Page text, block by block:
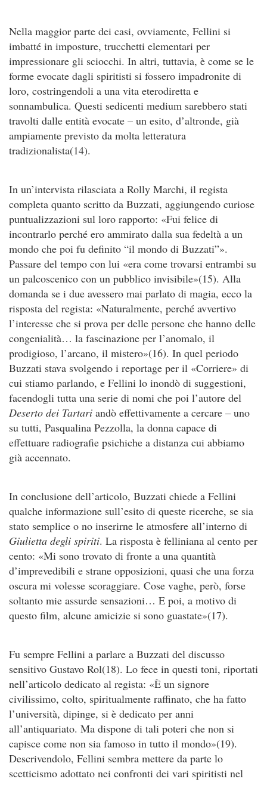
Nella maggior parte dei casi, ovviamente, Fellini si
imbatté in imposture, trucchetti elementari per
impressionare gli sciocchi. In altri, tuttavia, è come se le
forme evocate dagli spiritisti si fossero impadronite di
loro, costringendoli a una vita eterodiretta e
sonnambulica. Questi sedicenti medium sarebbero stati
travolti dalle entità evocate – un esito, d’altronde, già
ampiamente previsto da molta letteratura
tradizionalista(14).
In un’intervista rilasciata a Rolly Marchi, il regista
completa quanto scritto da Buzzati, aggiungendo curiose
puntualizzazioni sul loro rapporto: «Fui felice di
incontrarlo perché ero ammirato dalla sua fedeltà a un
mondo che poi fu definito “il mondo di Buzzati”».
Passare del tempo con lui «era come trovarsi entrambi su
un palcoscenico con un pubblico invisibile»(15). Alla
domanda se i due avessero mai parlato di magia, ecco la
risposta del regista: «Naturalmente, perché avvertivo
l’interesse che si prova per delle persone che hanno delle
congenialità… la fascinazione per l’anomalo, il
prodigioso, l’arcano, il mistero»(16). In quel periodo
Buzzati stava svolgendo i reportage per il «Corriere» di
cui stiamo parlando, e Fellini lo inondò di suggestioni,
facendogli tutta una serie di nomi che poi l’autore del
Deserto dei Tartari andò effettivamente a cercare – uno
su tutti, Pasqualina Pezzolla, la donna capace di
effettuare radiografie psichiche a distanza cui abbiamo
già accennato.
In conclusione dell’articolo, Buzzati chiede a Fellini
qualche informazione sull’esito di queste ricerche, se sia
stato semplice o no inserirne le atmosfere all’interno di
Giulietta degli spiriti. La risposta è felliniana al cento per
cento: «Mi sono trovato di fronte a una quantità
d’imprevedibili e strane opposizioni, quasi che una forza
oscura mi volesse scoraggiare. Cose vaghe, però, forse
soltanto mie assurde sensazioni… E poi, a motivo di
questo film, alcune amicizie si sono guastate»(17).
Fu sempre Fellini a parlare a Buzzati del discusso
sensitivo Gustavo Rol(18). Lo fece in questi toni, riportati
nell’articolo dedicato al regista: «È un signore
civilissimo, colto, spiritualmente raffinato, che ha fatto
l’università, dipinge, si è dedicato per anni
all’antiquariato. Ma dispone di tali poteri che non si
capisce come non sia famoso in tutto il mondo»(19).
Descrivendolo, Fellini sembra mettere da parte lo
scetticismo adottato nei confronti dei vari spiritisti nel